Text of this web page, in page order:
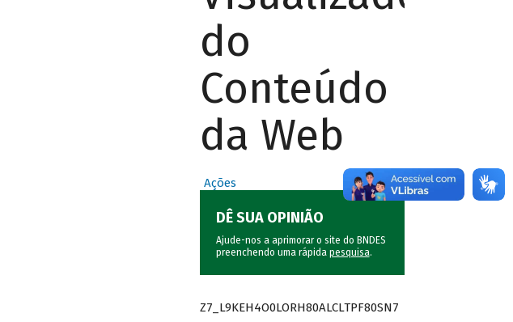
do
Conteúdo
da Web
Ações
DÊ SUA OPINIÃO
Ajude-nos a aprimorar o site do BNDES
preenchendo uma rápida pesquisa.
Z7_L9KEH4O0LORH80ALCLTPF80SN7